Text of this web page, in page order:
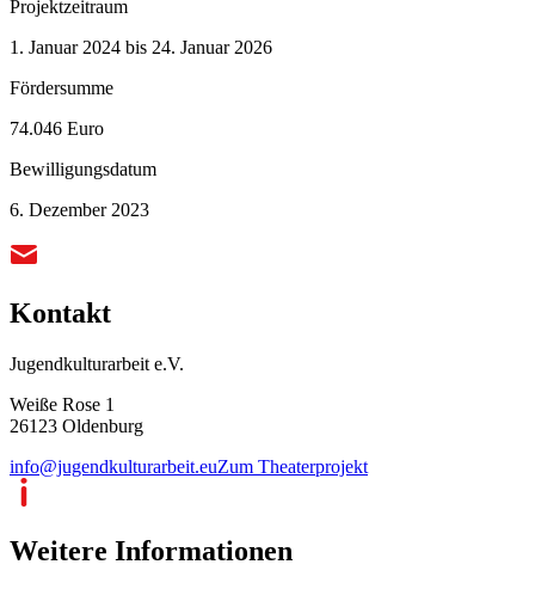
Projektzeitraum
1. Januar 2024 bis 24. Januar 2026
Fördersumme
74.046 Euro
Bewilligungsdatum
6. Dezember 2023
Kontakt
Jugendkulturarbeit e.V.
Weiße Rose 1
26123 Oldenburg
info@jugendkulturarbeit.euZum Theaterprojekt
Weitere Informationen